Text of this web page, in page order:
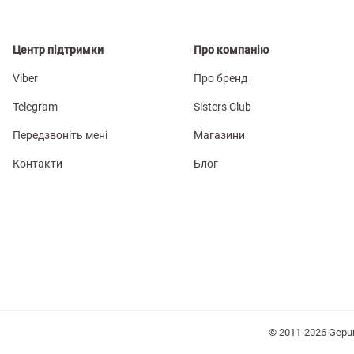
Центр підтримки
Viber
Telegram
Передзвоніть мені
Контакти
Про компанію
Про бренд
Sisters Club
Магазини
Блог
© 2011-2026